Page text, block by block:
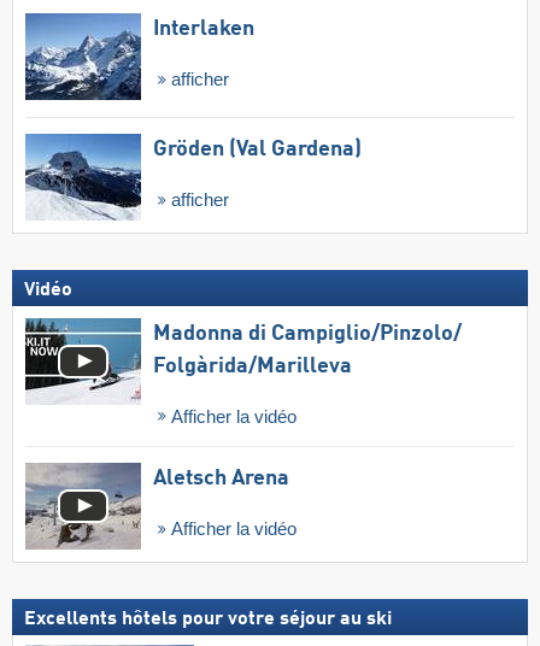
Interlaken
afficher
Gröden (Val Gardena)
afficher
Vidéo
Madonna di Campiglio/​Pinzolo/​
Folgàrida/​Marilleva
Afficher la vidéo
Aletsch Arena
Afficher la vidéo
Excellents hôtels pour votre séjour au ski